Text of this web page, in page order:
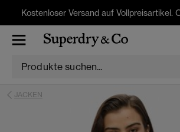
Kostenloser Versand auf Vollpreisartikel.
JACKEN